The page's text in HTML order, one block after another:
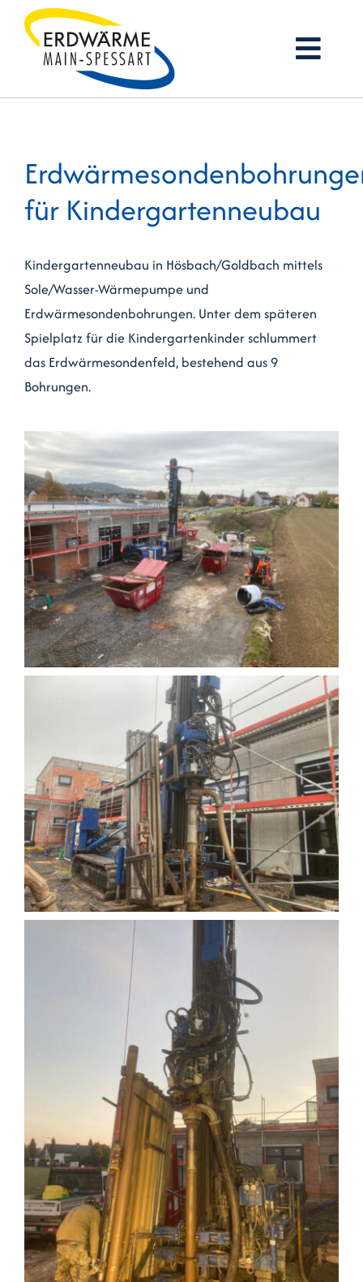
Inhalt
springen
Firmenprofil
Erdwärme
Referenzen
Jobs
Kontakt
für Kindergartenneubau
Kindergartenneubau in Hösbach/Goldbach mittels
Sole/Wasser-Wärmepumpe und
Erdwärmesondenbohrungen. Unter dem späteren
Spielplatz für die Kindergartenkinder schlummert
das Erdwärmesondenfeld, bestehend aus 9
Bohrungen.